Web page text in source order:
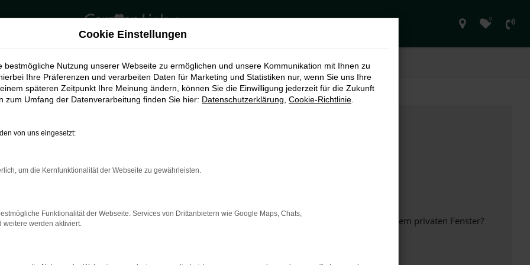
0
bestimmter Seiten verhindern. Funktioniert die Seite in einem anderen Browser oder in einem privaten Fenster?
Cookie Einstellungen
bestmögliche Nutzung unserer Webseite zu ermöglichen und unsere Kommunikation mit Ihnen zu
Ihre Präferenzen und verarbeiten Daten für Marketing und Statistiken nur, wenn Sie uns Ihre
späteren Zeitpunkt Ihre Meinung ändern, können Sie die Einwilligung jederzeit für die Zukunft
zum Umfang der Datenverarbeitung finden Sie hier: Datenschutzerklärung Cookie-Richtlinie
von uns eingesetzt:
um die Kernfunktionalität der Webseite zu gewährleisten.
Funktionalität der Webseite. Services von Drittanbietern wie Google Maps, Chats,
weitere werden aktiviert.